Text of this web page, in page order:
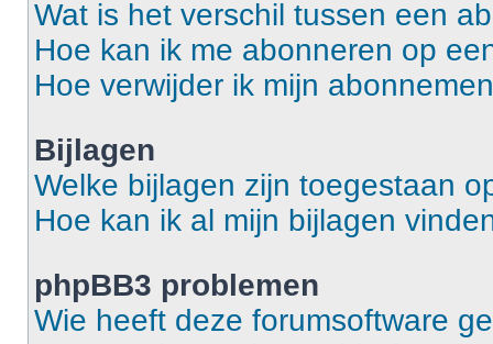
Wat is het verschil tussen een
Hoe kan ik me abonneren op
Hoe verwijder ik mijn
Bijlagen
Welke bijlagen zijn toegestaan
Hoe kan ik al mijn bijlagen
phpBB3 problemen
Wie heeft deze forumsoftware